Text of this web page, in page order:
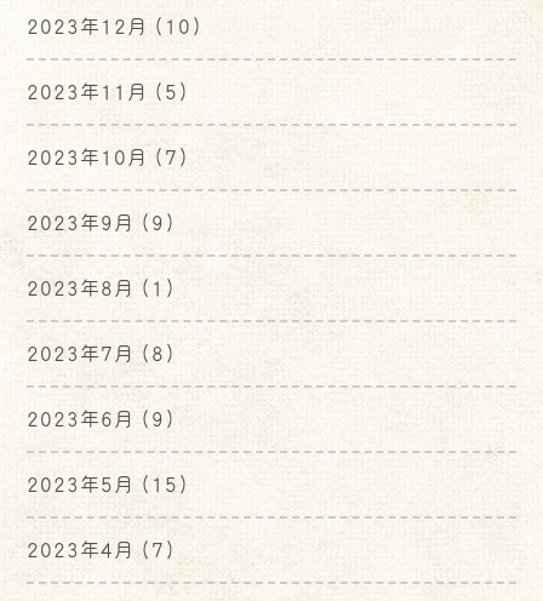
2023年12月 (10)
2023年11月 (5)
2023年10月 (7)
2023年9月 (9)
2023年8月 (1)
2023年7月 (8)
2023年6月 (9)
2023年5月 (15)
2023年4月(7)